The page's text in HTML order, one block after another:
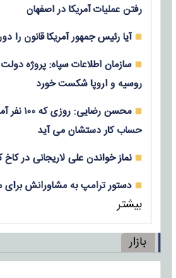
رفتن عملیات آمریکا در اصفهان
آیا رئیس جمهور آمریکا قانون را
سازمان اطلاعات سپاه: پروژه
روسیه و اروپا شکست خورد
محسن
حساب کار دستشان می آید
نماز خواندن علی لاریجانی در
دستور ترامپ به مشاورانش برای
بیشتر
بازار